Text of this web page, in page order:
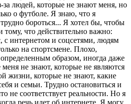
за людей, которые не знают меня, но
о футболе. Я знаю, что я
бороться... Я хотел бы, чтобы
что действительно важно:
с интернетом и соцсетями, людям
на спортсмене. Плохо,
определенным образом, иногда даже
не знают, которые не являются
жизни, которые не знают, какие
и семьи. Трудно остановиться и
не соответствует реальности. Но я